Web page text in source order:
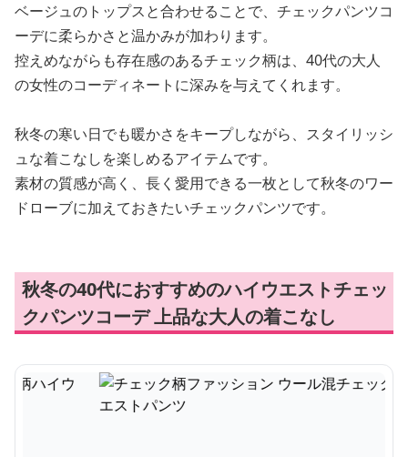
ベージュのトップスと合わせることで、チェックパンツコ
ーデに柔らかさと温かみが加わります。
控えめながらも存在感のあるチェック柄は、40代の大人
の女性のコーディネートに深みを与えてくれます。
秋冬の寒い日でも暖かさをキープしながら、スタイリッシ
ュな着こなしを楽しめるアイテムです。
素材の質感が高く、長く愛用できる一枚として秋冬のワー
ドローブに加えておきたいチェックパンツです。
秋冬の40代におすすめのハイウエストチェッ
クパンツコーデ 上品な大人の着こなし